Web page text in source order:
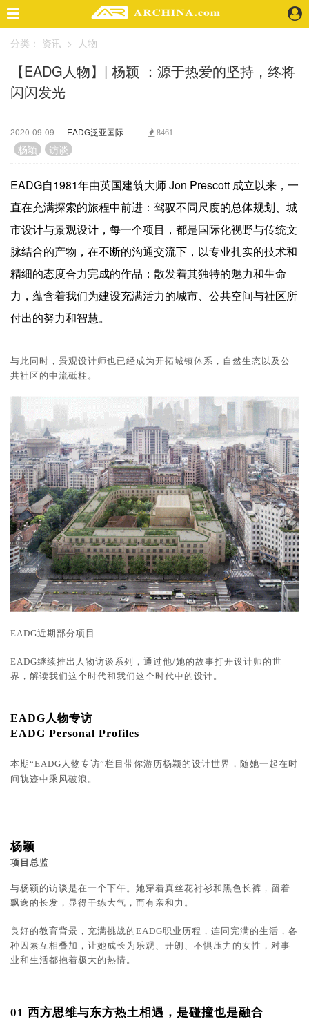
精选案例
建 筑
景 观
视 频
业 界
机 构
人 物
地 产
快速搜索
企业招聘
企业会员
关于投稿
关于我们
联系我们
分类： 资讯 > 人物
【EADG人物】| 杨颖 ：源于热爱的坚持，终将
闪闪发光
2020-09-09 EADG泛亚国际 8461
杨颖 访谈
EADG自1981年由英国建筑大师 Jon Prescott 成立以来，一
直在充满探索的旅程中前进：驾驭不同尺度的总体规划、城
市设计与景观设计，每一个项目，都是国际化视野与传统文
脉结合的产物，在不断的沟通交流下，以专业扎实的技术和
精细的态度合力完成的作品；散发着其独特的魅力和生命
力，蕴含着我们为建设充满活力的城市、公共空间与社区所
付出的努力和智慧。
与此同时，景观设计师也已经成为开拓城镇体系，自然生态以及公
共社区的中流砥柱。
EADG近期部分项目
EADG继续推出人物访谈系列，通过他/她的故事打开设计师的世
界，解读我们这个时代和我们这个时代中的设计。
EADG人物专访
EADG Personal Profiles
本期“EADG人物专访”栏目带你游历杨颖的设计世界，随她一起在时
间轨迹中乘风破浪。
杨颖
项目总监
与杨颖的访谈是在一个下午。她穿着真丝花衬衫和黑色长裤，留着
飘逸的长发，显得干练大气，而有亲和力。
良好的教育背景，充满挑战的EADG职业历程，连同完满的生活，各
种因素互相叠加，让她成长为乐观、开朗、不惧压力的女性，对事
业和生活都抱着极大的热情。
01 西方思维与东方热土相遇，是碰撞也是融合